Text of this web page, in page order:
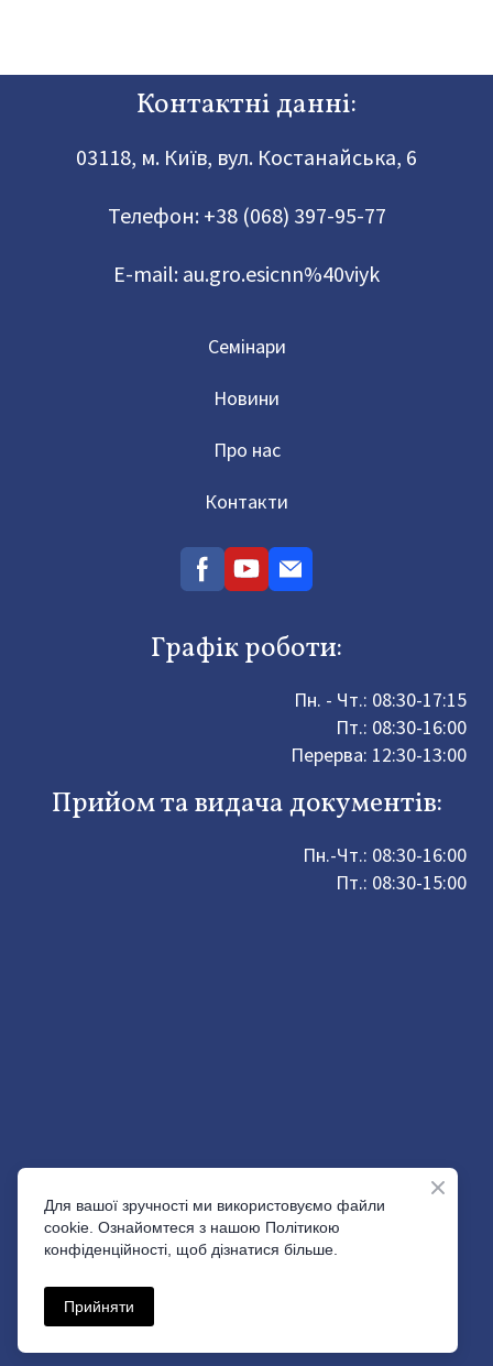
Контактні данні:
03118, м. Київ, вул. Костанайська, 6
Телефон: +38 (068) 397-95-77
E-mail: au.gro.esicnn%40viyk
Семінари
Новини
Про нас
Контакти
Графік роботи:
Пн. - Чт.: 08:30-17:15
Пт.: 08:30-16:00
Перерва: 12:30-13:00
Прийом та видача документів:
Пн.-Чт.: 08:30-16:00
Пт.: 08:30-15:00
Для вашої зручності ми використовуємо файли
cookie. Ознайомтеся з нашою Політикою
конфіденційності, щоб дізнатися більше.
Прийняти